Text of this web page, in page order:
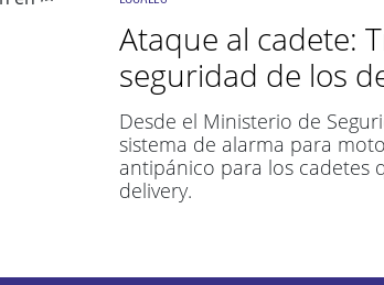
Ataque al cadete:
seguridad de los
Desde el Ministerio de
sistema de alarma para
antipánico para los cadetes
delivery.